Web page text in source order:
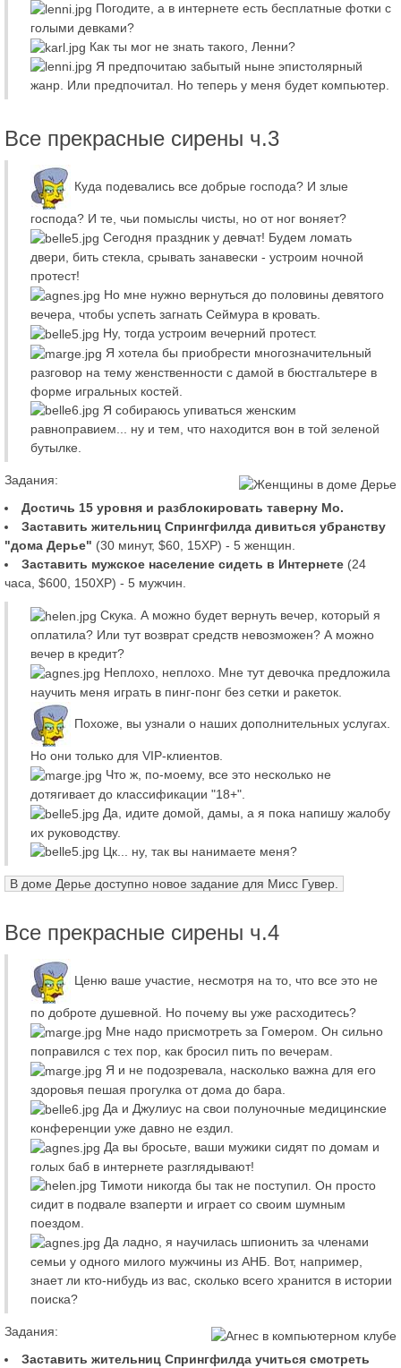
Погодите, а в интернете есть бесплатные фотки с
голыми девками?
Как ты мог не знать такого, Ленни?
Я предпочитаю забытый ныне эпистолярный
жанр. Или предпочитал. Но теперь у меня будет компьютер.
Все прекрасные сирены ч.3
Куда подевались все добрые господа? И злые
господа? И те, чьи помыслы чисты, но от ног воняет?
Сегодня праздник у девчат! Будем ломать
двери, бить стекла, срывать занавески - устроим ночной
протест!
Но мне нужно вернуться до половины девятого
вечера, чтобы успеть загнать Сеймура в кровать.
Ну, тогда устроим вечерний протест.
Я хотела бы приобрести многозначительный
разговор на тему женственности с дамой в бюстгальтере в
форме игральных костей.
Я собираюсь упиваться женским
равноправием... ну и тем, что находится вон в той зеленой
бутылке.
Задания:
Достичь 15 уровня и разблокировать таверну Мо.
Заставить жительниц Спрингфилда дивиться убранству
"дома Дерье" (30 минут, $60, 15XP) - 5 женщин.
Заставить мужское население сидеть в Интернете (24
часа, $600, 150XP) - 5 мужчин.
Скука. А можно будет вернуть вечер, который я
оплатила? Или тут возврат средств невозможен? А можно
вечер в кредит?
Неплохо, неплохо. Мне тут девочка предложила
научить меня играть в пинг-понг без сетки и ракеток.
Похоже, вы узнали о наших дополнительных услугах.
Но они только для VIP-клиентов.
Что ж, по-моему, все это несколько не
дотягивает до классификации "18+".
Да, идите домой, дамы, а я пока напишу жалобу
их руководству.
Цк... ну, так вы нанимаете меня?
В доме Дерье доступно новое задание для Мисс Гувер.
Все прекрасные сирены ч.4
Ценю ваше участие, несмотря на то, что все это не
по доброте душевной. Но почему вы уже расходитесь?
Мне надо присмотреть за Гомером. Он сильно
поправился с тех пор, как бросил пить по вечерам.
Я и не подозревала, насколько важна для его
здоровья пешая прогулка от дома до бара.
Да и Джулиус на свои полуночные медицинские
конференции уже давно не ездил.
Да вы бросьте, ваши мужики сидят по домам и
голых баб в интернете разглядывают!
Тимоти никогда бы так не поступил. Он просто
сидит в подвале взаперти и играет со своим шумным
поездом.
Да ладно, я научилась шпионить за членами
семьи у одного милого мужчины из АНБ. Вот, например,
знает ли кто-нибудь из вас, сколько всего хранится в истории
поиска?
Задания:
Заставить жительниц Спрингфилда учиться смотреть